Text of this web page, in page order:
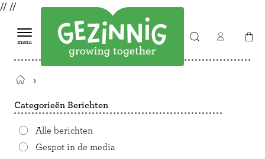
// //
Terug
de
startpagina
Categorieën Berichten
Alle berichten
Gespot in de media